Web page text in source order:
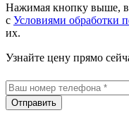
Нажимая кнопку выше,
с Условиями обработки
их.
Узнайте цену прямо
Отправить